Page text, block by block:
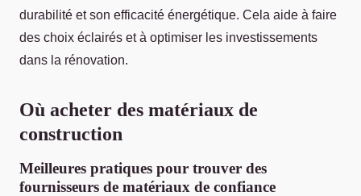
durabilité et son efficacité énergétique. Cela aide à faire
des choix éclairés et à optimiser les investissements
dans la rénovation.
Où acheter des matériaux de
construction
Meilleures pratiques pour trouver des
fournisseurs de matériaux de confiance